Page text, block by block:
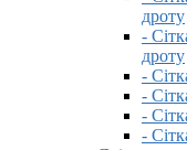
дроту
-
дроту
-
-
-
-